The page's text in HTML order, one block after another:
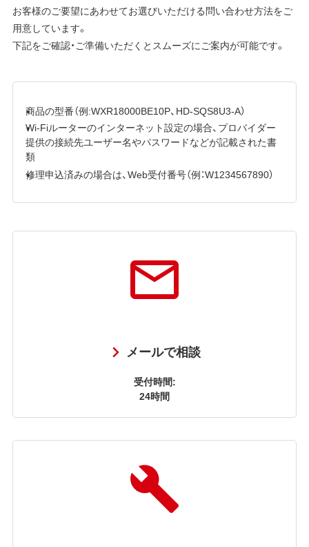
お客様のご要望にあわせてお選びいただける問い合わせ方法をご
用意しています。
下記をご確認・ご準備いただくとスムーズにご案内が可能です。
商品の型番（例:WXR18000BE10P、HD-SQS8U3-A）
Wi-Fiルーターのインターネット設定の場合、プロバイダー
提供の接続先ユーザー名やパスワードなどが記載された書
類
修理申込済みの場合は、Web受付番号（例：W1234567890）
メールで相談
受付時間:
24時間